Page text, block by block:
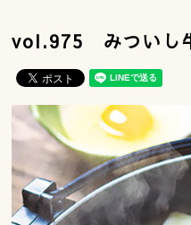
vol.975 みついし